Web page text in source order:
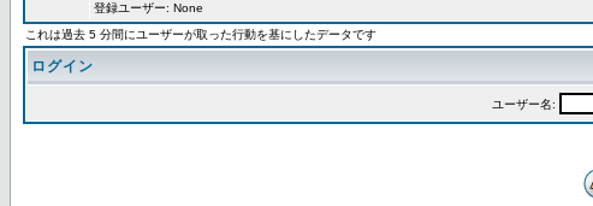
登録ユーザー: None
これは過去 5 分間にユーザーが取った行動を基にしたデータです
ログイン
ユーザー名: